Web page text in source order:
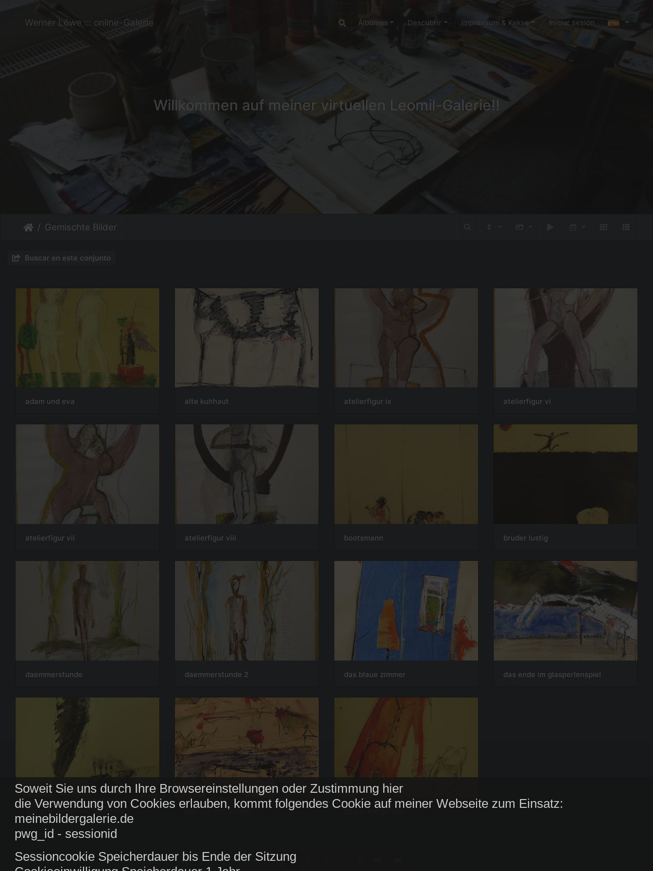
Werner Löwe ::: online-Galerie Álbumes Descubrir Impressum & Kekse Iniciar sesión
Willkommen auf meiner virtuellen Leomil-Galerie!!
Gemischte Bilder
Buscar en este conjunto
Soweit Sie uns durch Ihre Browsereinstellungen oder Zustimmung hier
die Verwendung von Cookies erlauben, kommt folgendes Cookie auf meiner Webseite zum Einsatz:
meinebildergalerie.de
pwg_id - sessionid
Sessioncookie Speicherdauer bis Ende der Sitzung
adam und eva alte kuhhaut atelierfigur ix atelierfigur vi
atelierfigur vii atelierfigur viii bootsmann bruder lustig
daemmerstunde daemmerstunde 2 das blaue zimmer das ende im glasperlenspiel
das schweigen der laemmer das zur erinnerung david und goliath
1